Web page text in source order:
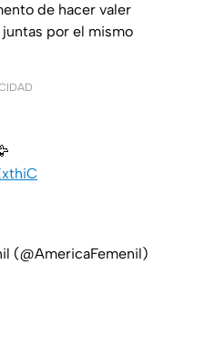
de hacer valer
por el mismo
(@AmericaFemenil)